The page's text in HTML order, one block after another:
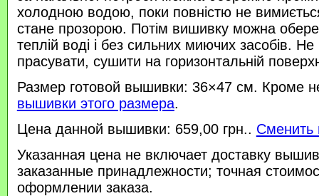
холодною водою, поки повністю не
стане прозорою. Потім вишивку можна
теплій воді і без сильних миючих засобів.
прасувати, сушити на горизонтальній
Размер готовой вышивки: 36×47 см. Кроме
вышивки этого размера.
Цена данной вышивки: 659,00 грн.. Сменить
Указанная цена не включает доставку
заказанные принадлежности; точная
оформлении заказа.